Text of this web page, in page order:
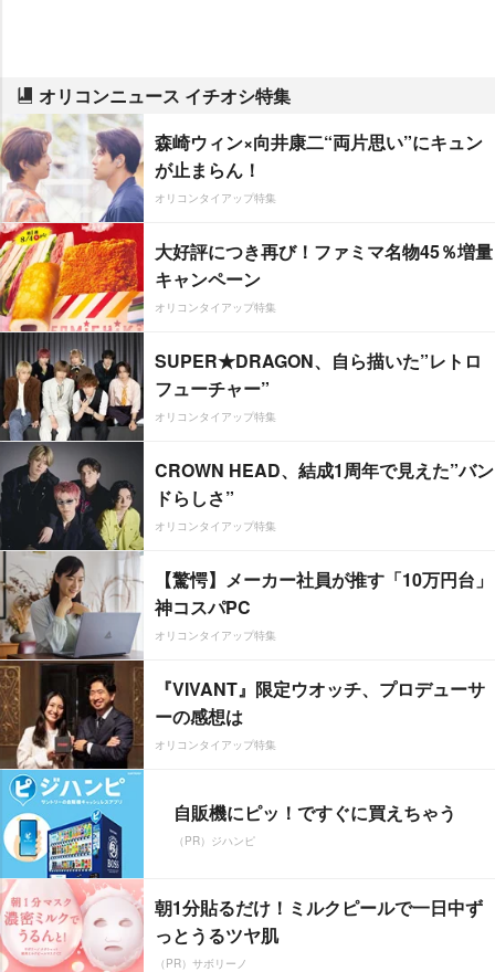
オリコンニュース イチオシ特集
森崎ウィン×向井康二“両片思い”にキュン
が止まらん！
オリコンタイアップ特集
大好評につき再び！ファミマ名物45％増量
キャンペーン
オリコンタイアップ特集
SUPER★DRAGON、自ら描いた”レトロ
フューチャー”
オリコンタイアップ特集
CROWN HEAD、結成1周年で見えた”バン
ドらしさ”
オリコンタイアップ特集
【驚愕】メーカー社員が推す「10万円台」
神コスパPC
オリコンタイアップ特集
『VIVANT』限定ウオッチ、プロデューサ
ーの感想は
オリコンタイアップ特集
自販機にピッ！ですぐに買えちゃう
（PR）ジハンピ
朝1分貼るだけ！ミルクピールで一日中ず
っとうるツヤ肌
（PR）サボリーノ